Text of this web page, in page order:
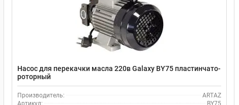
Насос для перекачки масла 220в Galaxy BY75 пластинчато-
роторный
Производитель:
ARTAZ
Артикул:
BY75